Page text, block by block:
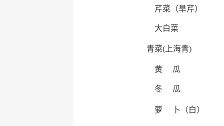
芹菜（旱芹）
大白菜
青菜(上海青)
黄 瓜
冬 瓜
萝 卜（白）